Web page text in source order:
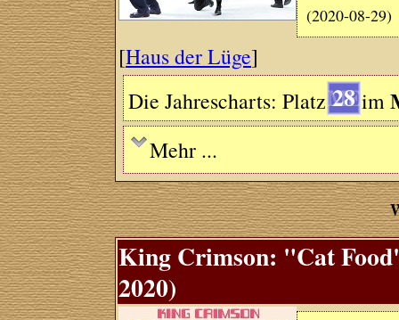
(2020-08-29)
[Haus der Lüge]
Die Jahrescharts: Platz 28 im
Mehr ...
King Crimson: "Cat
2020)